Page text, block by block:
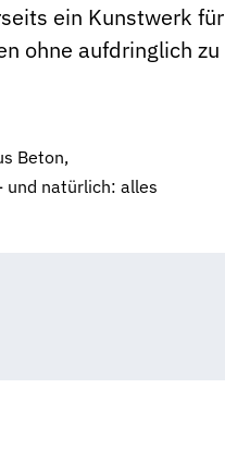
ein Kunstwerk für
ohne aufdringlich zu
Beton,
und natürlich: alles